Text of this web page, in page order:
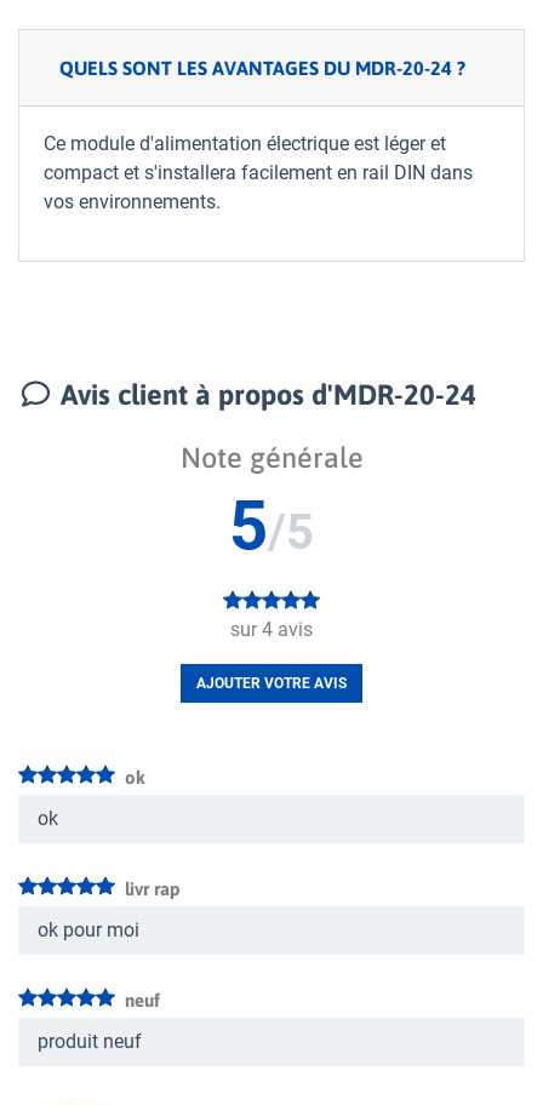
QUELS SONT LES AVANTAGES DU MDR-20-24 ?
Ce module d'alimentation électrique est léger et
compact et s'installera facilement en rail DIN dans
vos environnements.
Avis client à propos d'MDR-20-24
Note générale
5/5
sur 4 avis
AJOUTER VOTRE AVIS
ok
ok
livr rap
ok pour moi
neuf
produit neuf